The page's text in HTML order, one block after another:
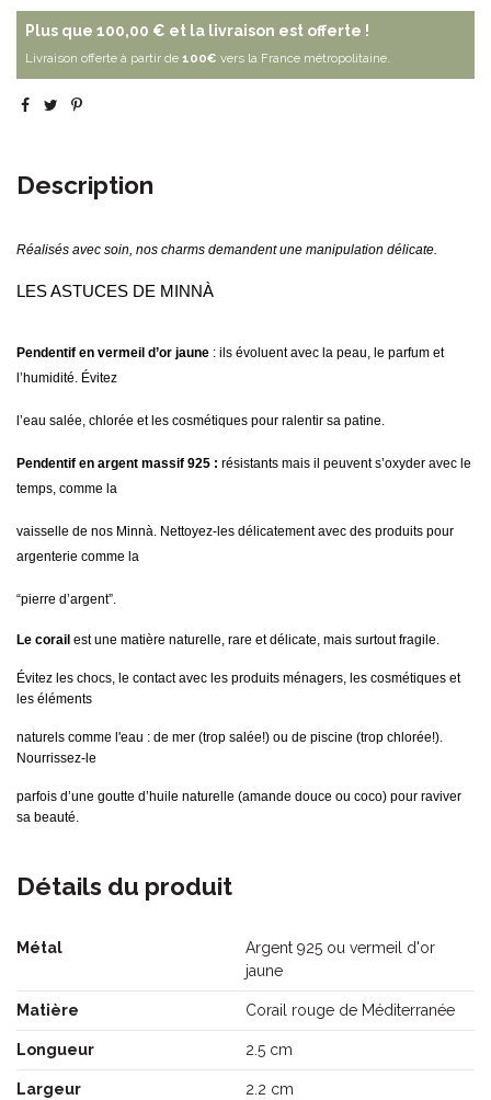
Plus que 100,00 € et la livraison est offerte !
Livraison offerte à partir de 100€ vers la France métropolitaine.
Description
Réalisés avec soin, nos charms demandent une manipulation délicate.
LES ASTUCES DE MINNÀ
Pendentif en vermeil d’or jaune : ils évoluent avec la peau, le parfum et
l’humidité. Évitez
l’eau salée, chlorée et les cosmétiques pour ralentir sa patine.
Pendentif en argent massif 925 : résistants mais il peuvent s’oxyder avec le
temps, comme la
vaisselle de nos Minnà. Nettoyez-les délicatement avec des produits pour
argenterie comme la
“pierre d’argent”.
Le corail est une matière naturelle, rare et délicate, mais surtout fragile.
Évitez les chocs, le contact avec les produits ménagers, les cosmétiques et
les éléments
naturels comme l'eau : de mer (trop salée!) ou de piscine (trop chlorée!).
Nourrissez-le
parfois d’une goutte d’huile naturelle (amande douce ou coco) pour raviver
sa beauté.
Détails du produit
Métal
Argent 925 ou vermeil d'or
jaune
Matière Corail rouge de Méditerranée
Longueur 2.5 cm
Largeur 2.2 cm